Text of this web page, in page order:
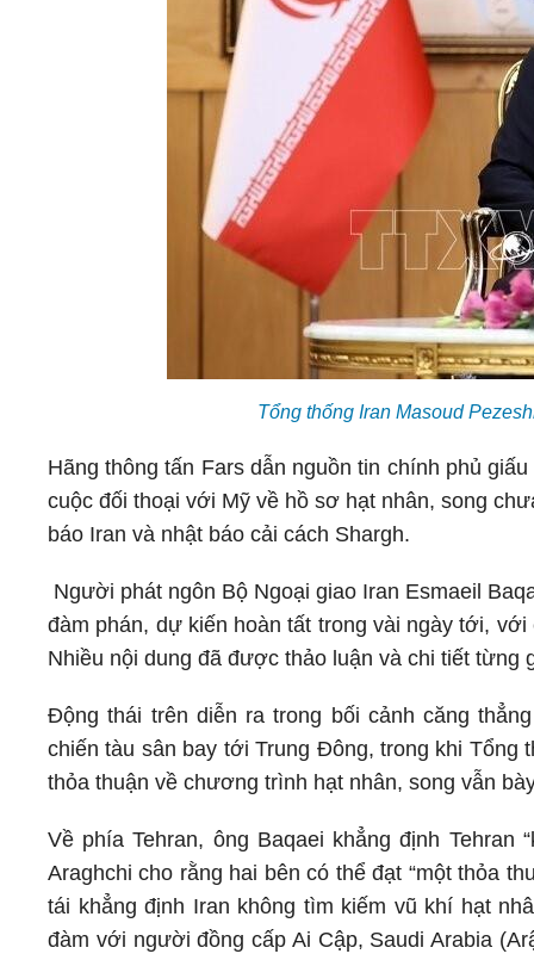
Tổng thống Iran Masoud
Hãng thông tấn Fars dẫn nguồn tin chính phủ
cuộc đối thoại với Mỹ về hồ sơ hạt nhân, song
báo Iran và nhật báo cải cách Shargh.
Người phát ngôn Bộ Ngoại giao Iran Esmaeil
đàm phán, dự kiến hoàn tất trong vài ngày tới,
Nhiều nội dung đã được thảo luận và chi tiết từng
Động thái trên diễn ra trong bối cảnh căng
chiến tàu sân bay tới Trung Đông, trong khi Tổng
thỏa thuận về chương trình hạt nhân, song vẫn
Về phía Tehran, ông Baqaei khẳng định Tehran
Araghchi cho rằng hai bên có thể đạt “một thỏa
tái khẳng định Iran không tìm kiếm vũ khí hạt
đàm với người đồng cấp Ai Cập, Saudi Arabia